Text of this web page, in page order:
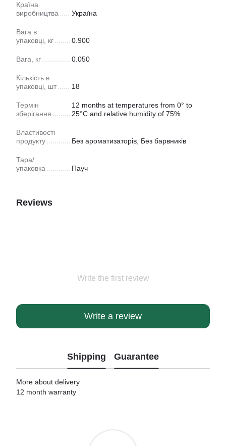
Країна
виробництва
Україна
Вага в
упаковці, кг
0.900
Вага, кг 0.050
Кількість в
упаковці, шт
18
Термін
зберігання
12 months at temperatures from 0° to
25°C and relative humidity of 75%
Властивості
продукту
Без ароматизаторів, Без барвників
Тара/
упаковка
Пауч
Reviews
Write the first review
Write a review
Shipping Guarantee
More about delivery
12 month warranty